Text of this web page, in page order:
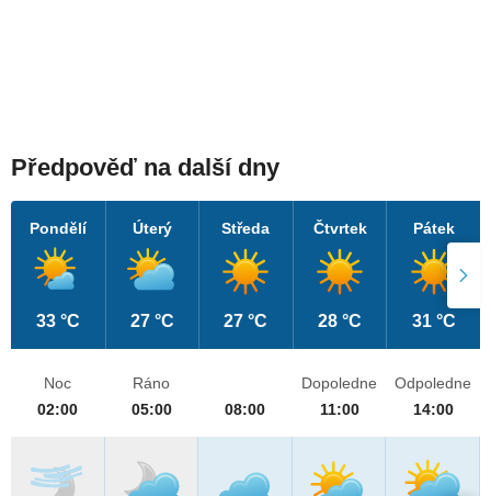
Předpověď na další dny
Pondělí
33 °C
Úterý
27 °C
Středa
27 °C
Čtvrtek
28 °C
Pátek
31 °C
Noc
02:00
Ráno
05:00
08:00
Dopoledne
11:00
Odpoledne
14:00